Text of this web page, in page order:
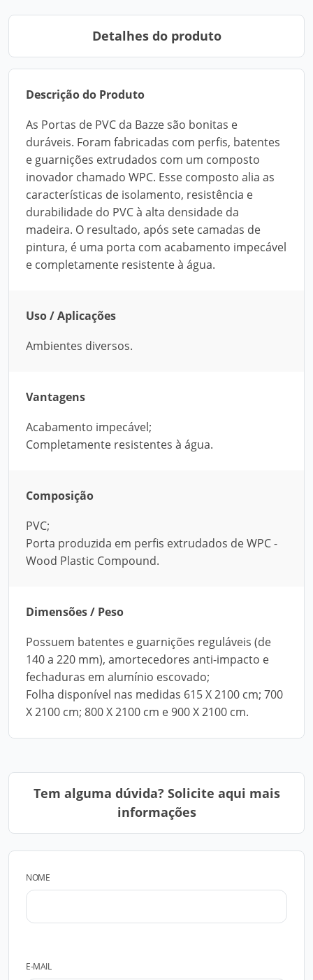
Detalhes do produto
Descrição do Produto
As Portas de PVC da Bazze são bonitas e
duráveis. Foram fabricadas com perfis, batentes
e guarnições extrudados com um composto
inovador chamado WPC. Esse composto alia as
características de isolamento, resistência e
durabilidade do PVC à alta densidade da
madeira. O resultado, após sete camadas de
pintura, é uma porta com acabamento impecável
e completamente resistente à água.
Uso / Aplicações
Ambientes diversos.
Vantagens
Acabamento impecável;
Completamente resistentes à água.
Composição
PVC;
Porta produzida em perfis extrudados de WPC -
Wood Plastic Compound.
Dimensões / Peso
Possuem batentes e guarnições reguláveis (de
140 a 220 mm), amortecedores anti-impacto e
fechaduras em alumínio escovado;
Folha disponível nas medidas 615 X 2100 cm; 700
X 2100 cm; 800 X 2100 cm e 900 X 2100 cm.
Tem alguma dúvida? Solicite aqui mais
informações
NOME
E-MAIL